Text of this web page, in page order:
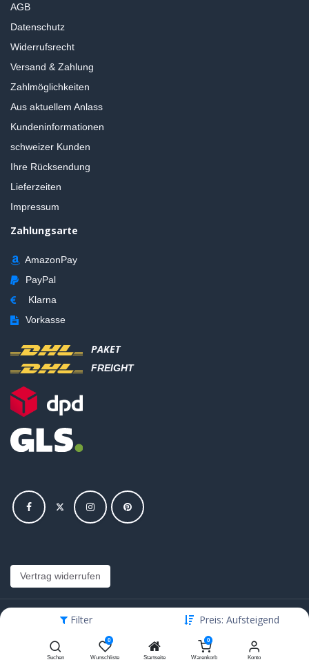
Filter Preis: Aufsteigend
Suchen
0
Wunschliste Startseite
0
Warenkorb Konto
AGB
Datenschutz
Widerrufsrecht
Versand & Zahlung
Zahlmöglichkeiten
Aus aktuellem Anlass
Kundeninformationen
schweizer Kunden
Ihre Rücksendung
Lieferzeiten
Impressum
Zahlungsarte
AmazonPay
PayPal
Klarna
Vorkasse
PAKET
FREIGHT
Vertrag widerrufen
Copyright © Hajus AG - Alle Rechte vorbehalten
Bearbeite Einstellungen